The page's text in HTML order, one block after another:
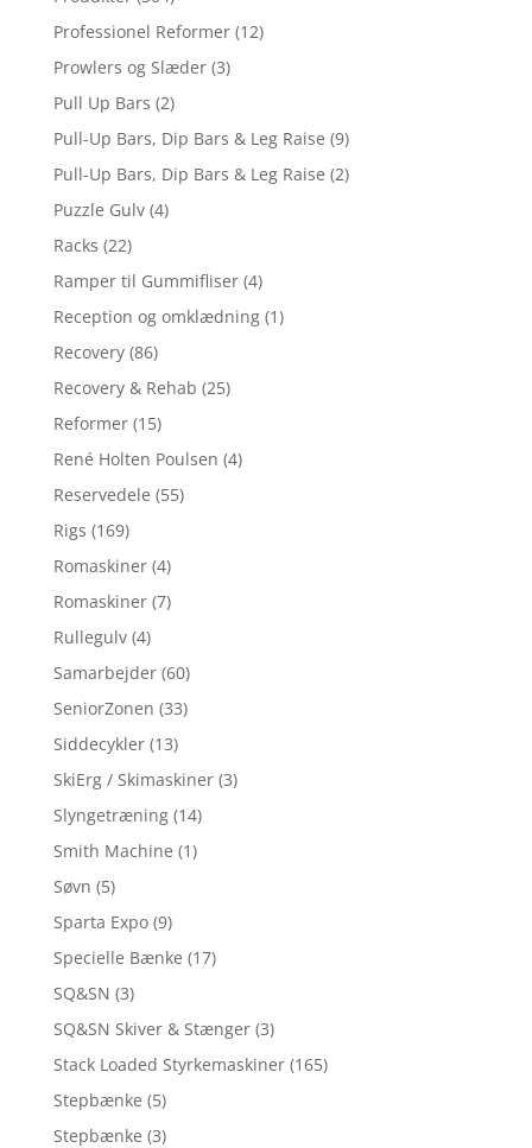
Professionel Reformer (12)
Prowlers og Slæder (3)
Pull Up Bars (2)
Pull-Up Bars, Dip Bars & Leg Raise (9)
Pull-Up Bars, Dip Bars & Leg Raise (2)
Puzzle Gulv (4)
Racks (22)
Ramper til Gummifliser (4)
Reception og omklædning (1)
Recovery (86)
Recovery & Rehab (25)
Reformer (15)
René Holten Poulsen (4)
Reservedele (55)
Rigs (169)
Romaskiner (4)
Romaskiner (7)
Rullegulv (4)
Samarbejder (60)
SeniorZonen (33)
Siddecykler (13)
SkiErg / Skimaskiner (3)
Slyngetræning (14)
Smith Machine (1)
Søvn (5)
Sparta Expo (9)
Specielle Bænke (17)
SQ&SN (3)
SQ&SN Skiver & Stænger (3)
Stack Loaded Styrkemaskiner (165)
Stepbænke (5)
Stepbænke (3)